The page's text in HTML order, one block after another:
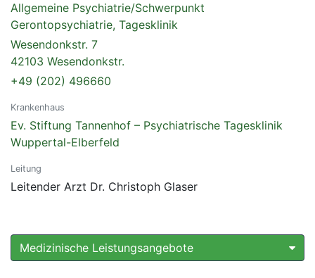
Allgemeine Psychiatrie/Schwerpunkt
Gerontopsychiatrie, Tagesklinik
Wesendonkstr. 7
42103 Wesendonkstr.
+49 (202) 496660
Krankenhaus
Ev. Stiftung Tannenhof – Psychiatrische Tagesklinik
Wuppertal-Elberfeld
Leitung
Leitender Arzt Dr. Christoph Glaser
Medizinische Leistungsangebote